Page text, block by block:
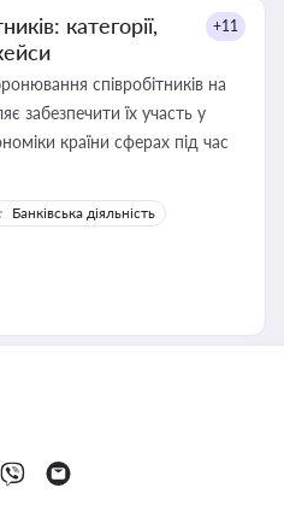
категорії,
+11
співробітників на
забезпечити їх участь у
країни сферах під час
Банківська діяльність